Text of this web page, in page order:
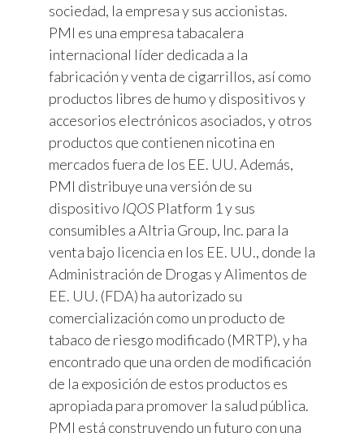
sociedad, la empresa y sus accionistas.
PMI es una empresa tabacalera
internacional líder dedicada a la
fabricación y venta de cigarrillos, así como
productos libres de humo y dispositivos y
accesorios electrónicos asociados, y otros
productos que contienen nicotina en
mercados fuera de los EE. UU. Además,
PMI distribuye una versión de su
dispositivo IQOS Platform 1 y sus
consumibles a Altria Group, Inc. para la
venta bajo licencia en los EE. UU., donde la
Administración de Drogas y Alimentos de
EE. UU. (FDA) ha autorizado su
comercialización como un producto de
tabaco de riesgo modificado (MRTP), y ha
encontrado que una orden de modificación
de la exposición de estos productos es
apropiada para promover la salud pública.
PMI está construyendo un futuro con una